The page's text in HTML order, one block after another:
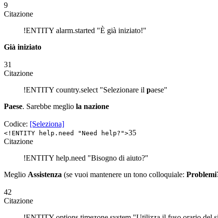
9
Citazione
!ENTITY alarm.started "È già iniziato!"
Già iniziato
31
Citazione
!ENTITY country.select "Selezionare il paese"
Paese. Sarebbe meglio la nazione
Codice: [Seleziona]
<!ENTITY help.need "Need help?">35
Citazione
!ENTITY help.need "Bisogno di aiuto?"
Meglio Assistenza (se vuoi mantenere un tono colloquiale:
42
Citazione